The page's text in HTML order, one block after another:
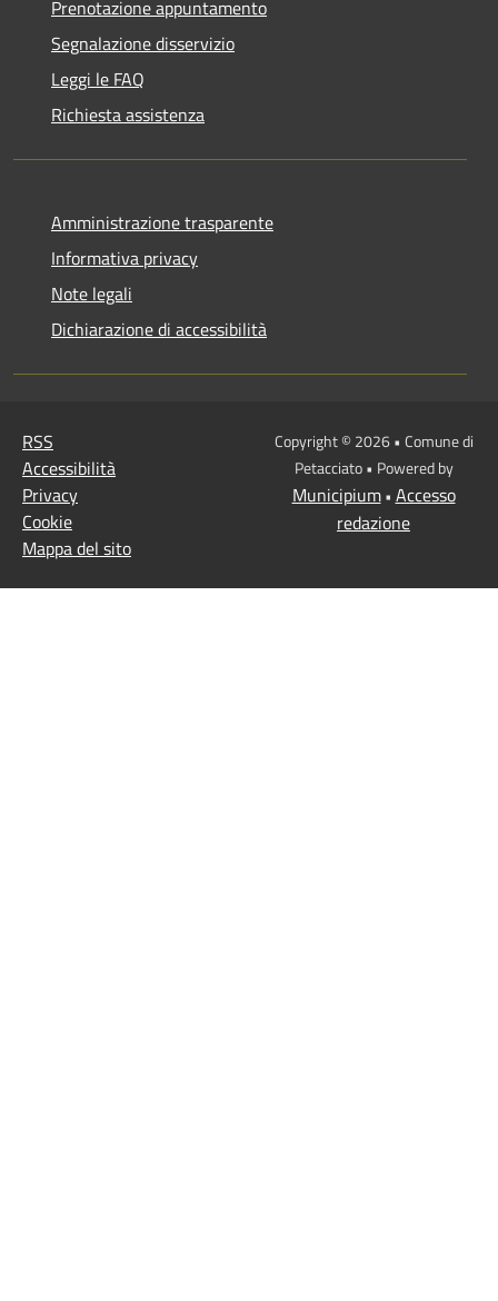
Prenotazione appuntamento
Segnalazione disservizio
Leggi le FAQ
Richiesta assistenza
Amministrazione trasparente
Informativa privacy
Note legali
Dichiarazione di accessibilità
RSS
Accessibilità
Privacy
Cookie
Mappa del sito
Copyright © 2026 • Comune di
Petacciato • Powered by
Municipium• Accesso
redazione